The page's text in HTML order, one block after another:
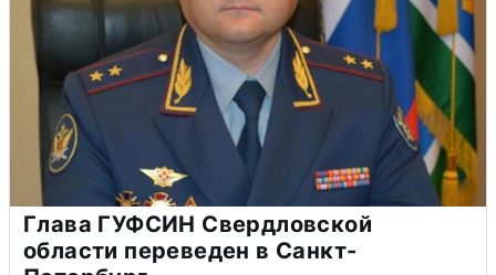
Глава ГУФСИН Свердловской
области переведен в Санкт-